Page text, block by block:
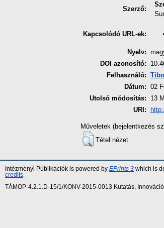
Szerző:
Kapcsolódó URL-ek:
Nyelv:
DOI azonosító:
Felhasználó:
Dátum: 02
Utolsó módosítás:
13
URI:
Műveletek (bejelentkezés
Tétel nézet
Intézményi Publikációk is powered by EPrints 3 which is
credits
TÁMOP-4.2.1.D-15/1/KONV-2015-0013 Kutatás,